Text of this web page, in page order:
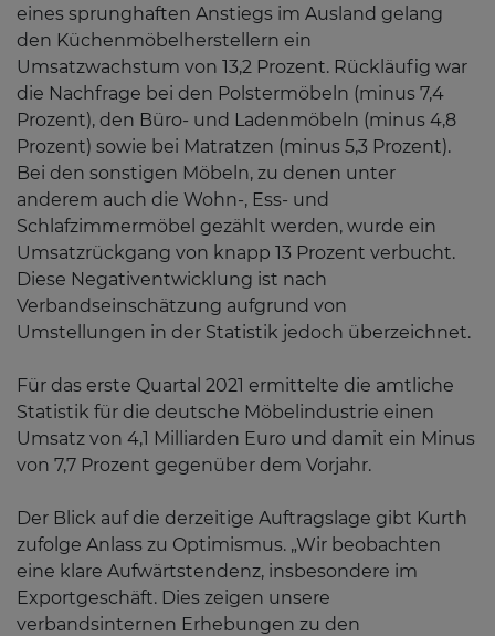
eines sprunghaften Anstiegs im Ausland gelang
den Küchenmöbelherstellern ein
Umsatzwachstum von 13,2 Prozent. Rückläufig war
die Nachfrage bei den Polstermöbeln (minus 7,4
Prozent), den Büro- und Ladenmöbeln (minus 4,8
Prozent) sowie bei Matratzen (minus 5,3 Prozent).
Bei den sonstigen Möbeln, zu denen unter
anderem auch die Wohn-, Ess- und
Schlafzimmermöbel gezählt werden, wurde ein
Umsatzrückgang von knapp 13 Prozent verbucht.
Diese Negativentwicklung ist nach
Verbandseinschätzung aufgrund von
Umstellungen in der Statistik jedoch überzeichnet.
Für das erste Quartal 2021 ermittelte die amtliche
Statistik für die deutsche Möbelindustrie einen
Umsatz von 4,1 Milliarden Euro und damit ein Minus
von 7,7 Prozent gegenüber dem Vorjahr.
Der Blick auf die derzeitige Auftragslage gibt Kurth
zufolge Anlass zu Optimismus. „Wir beobachten
eine klare Aufwärtstendenz, insbesondere im
Exportgeschäft. Dies zeigen unsere
verbandsinternen Erhebungen zu den